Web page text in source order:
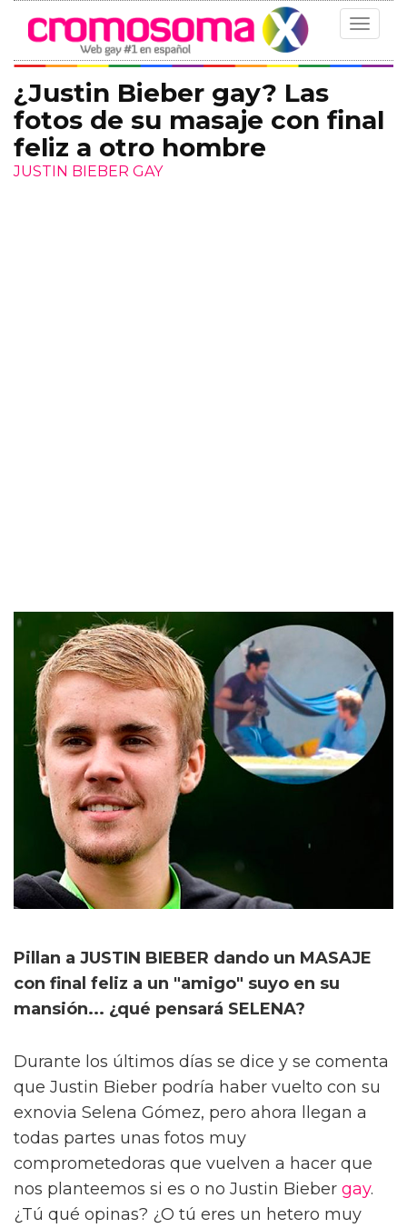
Toggle
¿Justin Bieber gay? Las
fotos de su masaje con final
feliz a otro hombre
JUSTIN BIEBER GAY
Pillan a JUSTIN BIEBER dando un MASAJE
con final feliz a un "amigo" suyo en su
mansión... ¿qué pensará SELENA?
Durante los últimos días se dice y se comenta
que Justin Bieber podría haber vuelto con su
exnovia Selena Gómez, pero ahora llegan a
todas partes unas fotos muy
comprometedoras que vuelven a hacer que
nos planteemos si es o no Justin Bieber gay.
¿Tú qué opinas? ¿O tú eres un hetero muy